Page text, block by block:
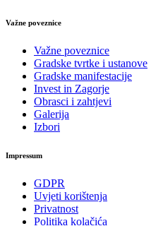
Važne poveznice
Važne poveznice
Gradske tvrtke i ustanove
Gradske manifestacije
Invest in Zagorje
Obrasci i zahtjevi
Galerija
Izbori
Impressum
GDPR
Uvjeti korištenja
Privatnost
Politika kolačića